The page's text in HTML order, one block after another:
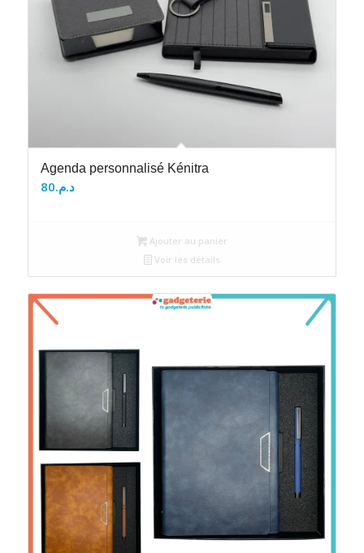
Agenda personnalisé Kénitra
د.م.80
Ajouter au panier
Voir les détails